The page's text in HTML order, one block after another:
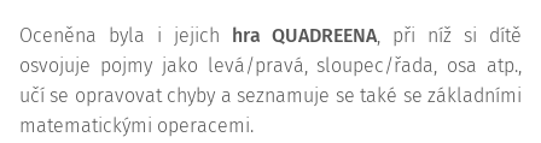
Oceněna byla i jejich hra QUADREENA, při níž si dítě
osvojuje pojmy jako levá/pravá, sloupec/řada, osa atp.,
učí se opravovat chyby a seznamuje se také se základními
matematickými operacemi.